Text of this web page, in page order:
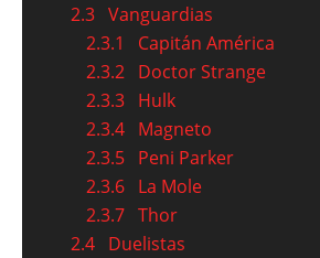
2.3 Vanguardias
2.3.1
Capitán América
2.3.2 Doctor Strange
2.3.3 Hulk
2.3.4 Magneto
2.3.5 Peni Parker
2.3.6 La Mole
2.3.7 Thor
2.4 Duelistas